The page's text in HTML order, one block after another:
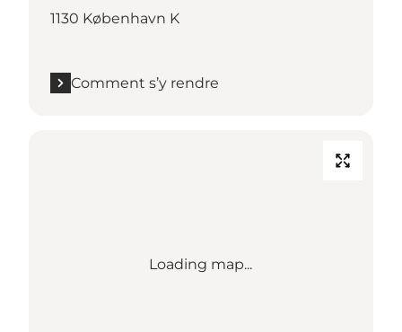
1130 København K
Comment s’y rendre
Loading map...